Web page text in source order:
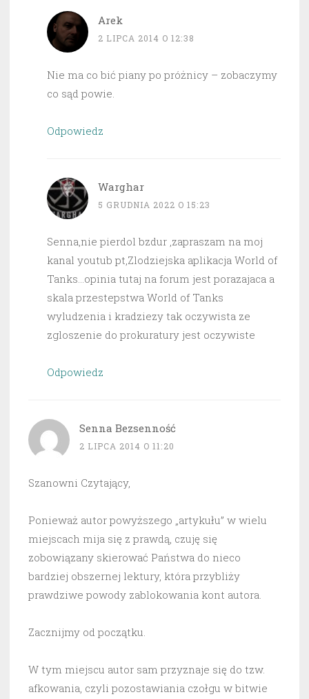
Arek
2 LIPCA 2014 O 12:38
Nie ma co bić piany po próżnicy – zobaczymy
co sąd powie.
Odpowiedz
Warghar
5 GRUDNIA 2022 O 15:23
Senna,nie pierdol bzdur ,zapraszam na moj
kanal youtub pt,Zlodziejska aplikacja World of
Tanks…opinia tutaj na forum jest porazajaca a
skala przestepstwa World of Tanks
wyludzenia i kradziezy tak oczywista ze
zgloszenie do prokuratury jest oczywiste
Odpowiedz
Senna Bezsenność
2 LIPCA 2014 O 11:20
Szanowni Czytający,
Ponieważ autor powyższego „artykułu” w wielu
miejscach mija się z prawdą, czuję się
zobowiązany skierować Państwa do nieco
bardziej obszernej lektury, która przybliży
prawdziwe powody zablokowania kont autora.
Zacznijmy od początku.
W tym miejscu autor sam przyznaje się do tzw.
afkowania, czyli pozostawiania czołgu w bitwie